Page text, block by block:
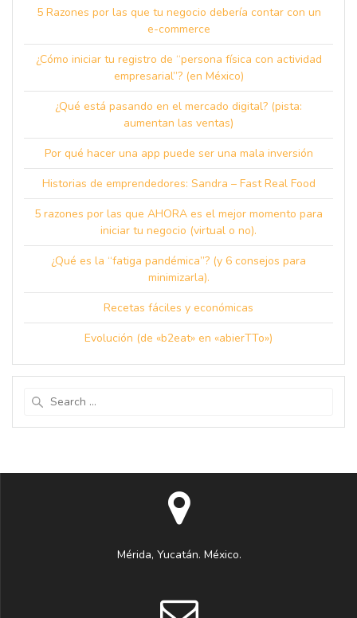
5 Razones por las que tu negocio debería contar con un
e-commerce
¿Cómo iniciar tu registro de “persona física con actividad
empresarial”? (en México)
¿Qué está pasando en el mercado digital? (pista:
aumentan las ventas)
Por qué hacer una app puede ser una mala inversión
Historias de emprendedores: Sandra – Fast Real Food
5 razones por las que AHORA es el mejor momento para
iniciar tu negocio (virtual o no).
¿Qué es la “fatiga pandémica”? (y 6 consejos para
minimizarla).
Recetas fáciles y económicas
Evolución (de «b2eat» en «abierTTo»)
Mérida, Yucatán. México.